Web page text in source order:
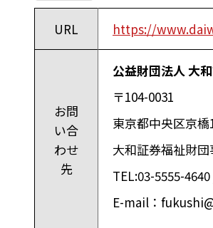
URL https://
お問
い合
わせ
先
公益財団法人 大
〒104-0031
東京都中央区京橋
大和証券福祉財団
TEL:03-5555-
E-mail ：